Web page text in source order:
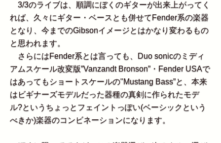
3/3のライブは、順調にぼくのギターが出来上がってく
れば、久々にギター・ベースとも併せてFender系の楽器
となり、今までのGibsonイメージとはかなり変わるもの
と思われます。
さらにはFender系とは言っても、Duo sonicのミディ
アムスケール改変版”Vanzandt Bronson”・Fender USAで
はあってもショートスケールの"Mustang Bass”と、本来
はビギナーズモデルだった器種の真剣に作られたモデ
ル?というちょっとフェイントっぽい(ベーシックという
べきか)楽器のコンビネーションになります。